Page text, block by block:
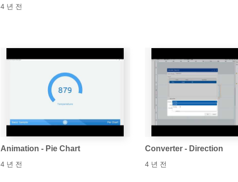
4 년 전
Animation - Pie Chart
4 년 전
Converter - Direction
4 년 전